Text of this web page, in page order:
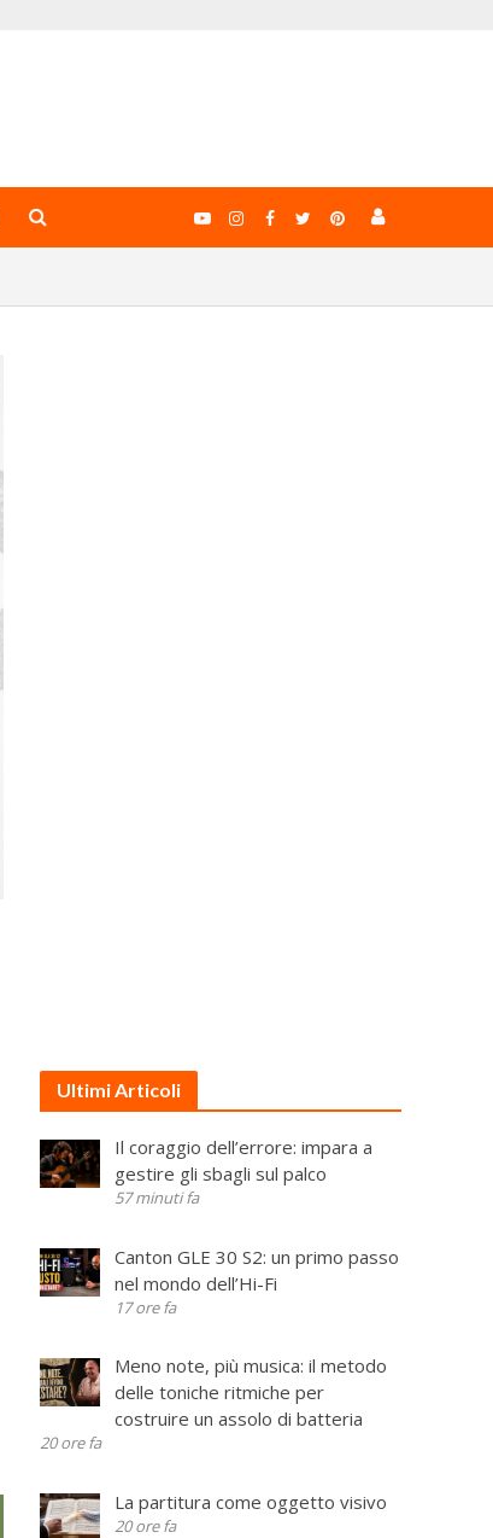
Ultimi Articoli
Il coraggio dell’errore: impara a
gestire gli sbagli sul palco
57 minuti fa
Canton GLE 30 S2: un primo passo
nel mondo dell’Hi-Fi
17 ore fa
Meno note, più musica: il metodo
delle toniche ritmiche per
costruire un assolo di batteria
20 ore fa
La partitura come oggetto visivo
20 ore fa